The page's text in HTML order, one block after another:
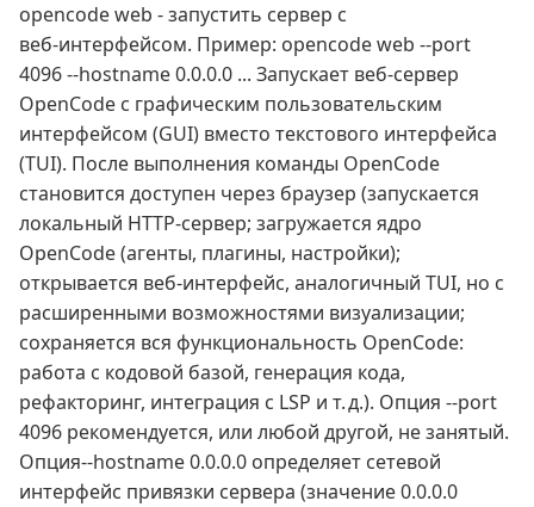
opencode web - запустить сервер с
веб‑интерфейсом. Пример: opencode web --port
4096 --hostname 0.0.0.0 ... Запускает веб‑сервер
OpenCode с графическим пользовательским
интерфейсом (GUI) вместо текстового интерфейса
(TUI). После выполнения команды OpenCode
становится доступен через браузер (запускается
локальный HTTP‑сервер; загружается ядро
OpenCode (агенты, плагины, настройки);
открывается веб‑интерфейс, аналогичный TUI, но с
расширенными возможностями визуализации;
сохраняется вся функциональность OpenCode:
работа с кодовой базой, генерация кода,
рефакторинг, интеграция с LSP и т. д.). Опция --port
4096 рекомендуется, или любой другой, не занятый.
Опция--hostname 0.0.0.0 определяет сетевой
интерфейс привязки сервера (значение 0.0.0.0